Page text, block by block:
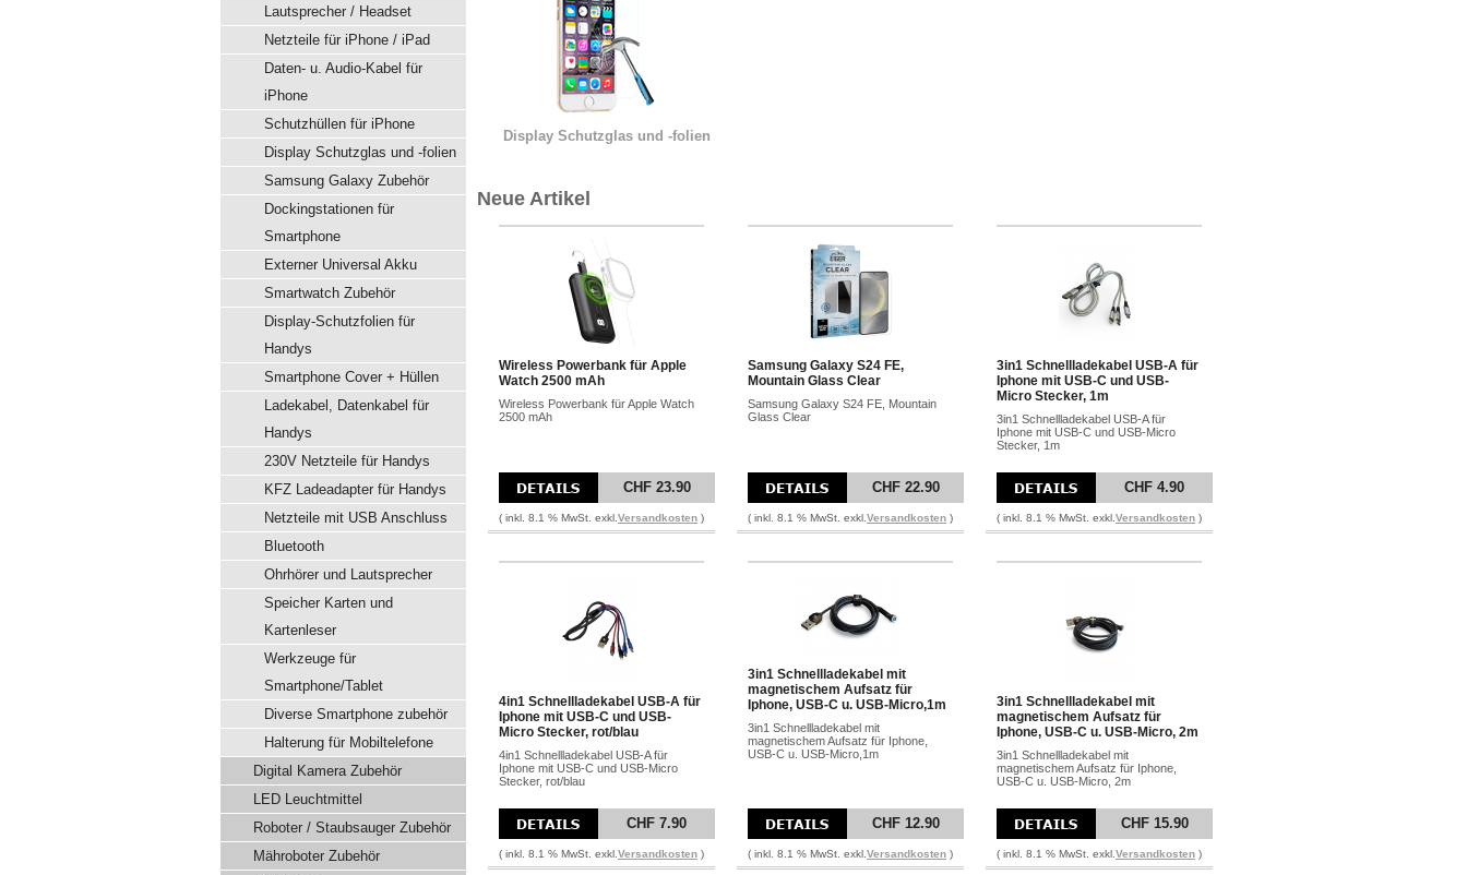
Lautsprecher / Headset
Netzteile für iPhone / iPad
Daten- u. Audio-Kabel für
iPhone
Schutzhüllen für iPhone
Display Schutzglas und -folien
Samsung Galaxy Zubehör
Dockingstationen für
Smartphone
Externer Universal Akku
Smartwatch Zubehör
Display-Schutzfolien für
Handys
Smartphone Cover + Hüllen
Ladekabel, Datenkabel für
Handys
230V Netzteile für Handys
KFZ Ladeadapter für Handys
Netzteile mit USB Anschluss
Bluetooth
Ohrhörer und Lautsprecher
Speicher Karten und
Kartenleser
Werkzeuge für
Smartphone/Tablet
Diverse Smartphone zubehör
Halterung für Mobiltelefone
Digital Kamera Zubehör
LED Leuchtmittel
Roboter / Staubsauger Zubehör
Mähroboter Zubehör
Display Schutzglas und -folien
Neue Artikel
Wireless Powerbank für Apple
Watch 2500 mAh
Wireless Powerbank für Apple Watch
2500 mAh
CHF 23.90
( inkl. 8.1 % MwSt. exkl. Versandkosten )
Samsung Galaxy S24 FE,
Mountain Glass Clear
Samsung Galaxy S24 FE, Mountain
Glass Clear
CHF 22.90
( inkl. 8.1 % MwSt. exkl. Versandkosten )
3in1 Schnellladekabel USB-A für
Iphone mit USB-C und USB-
Micro Stecker, 1m
3in1 Schnellladekabel USB-A für
Iphone mit USB-C und USB-Micro
Stecker, 1m
CHF 4.90
( inkl. 8.1 % MwSt. exkl. Versandkosten )
4in1 Schnellladekabel USB-A für
Iphone mit USB-C und USB-
Micro Stecker, rot/blau
4in1 Schnellladekabel USB-A für
Iphone mit USB-C und USB-Micro
Stecker, rot/blau
CHF 7.90
( inkl. 8.1 % MwSt. exkl. Versandkosten )
3in1 Schnellladekabel mit
magnetischem Aufsatz für
Iphone, USB-C u. USB-Micro,1m
3in1 Schnellladekabel mit
magnetischem Aufsatz für Iphone,
USB-C u. USB-Micro,1m
CHF 12.90
( inkl. 8.1 % MwSt. exkl. Versandkosten )
3in1 Schnellladekabel mit
magnetischem Aufsatz für
Iphone, USB-C u. USB-Micro, 2m
3in1 Schnellladekabel mit
magnetischem Aufsatz für Iphone,
USB-C u. USB-Micro, 2m
CHF 15.90
( inkl. 8.1 % MwSt. exkl. Versandkosten )